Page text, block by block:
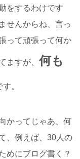
をするわけです
せんからね、言っ
って頑張って何か
ますが、何も
。
かってじゃあ、何
、例えば、30人の
めにブログ書く？